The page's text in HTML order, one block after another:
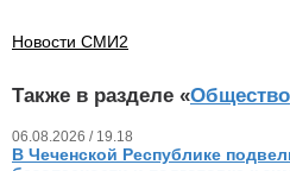
Новости СМИ2
Также в разделе «Общество
06.08.2026 / 19.18
В Чеченской Республике